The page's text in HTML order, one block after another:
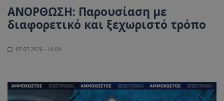
ΑΝΟΡΘΩΣΗ: Παρουσίαση με
διαφορετικό και ξεχωριστό τρόπο
07.07.2026 - 16:04